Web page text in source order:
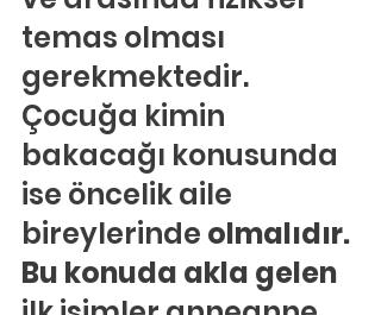
temas olması
gerekmektedir.
Çocuğa kimin
bakacağı konusunda
ise öncelik aile
bireylerinde olmalıdır.
Bu konuda akla gelen